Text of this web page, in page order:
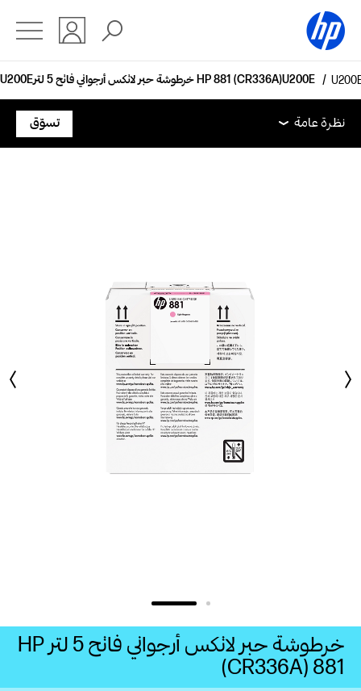
خرطوشة حبر لاتكس أرجواني فاتح 5‏ لتر‏ HP 881‏ (CR336A)
نظرة عامة
الدعم
نظرة عامة
تسوّق
خرطوشة حبر لاتكس أرجواني فاتح 5‏ لتر‏ HP
881‏ (CR336A)